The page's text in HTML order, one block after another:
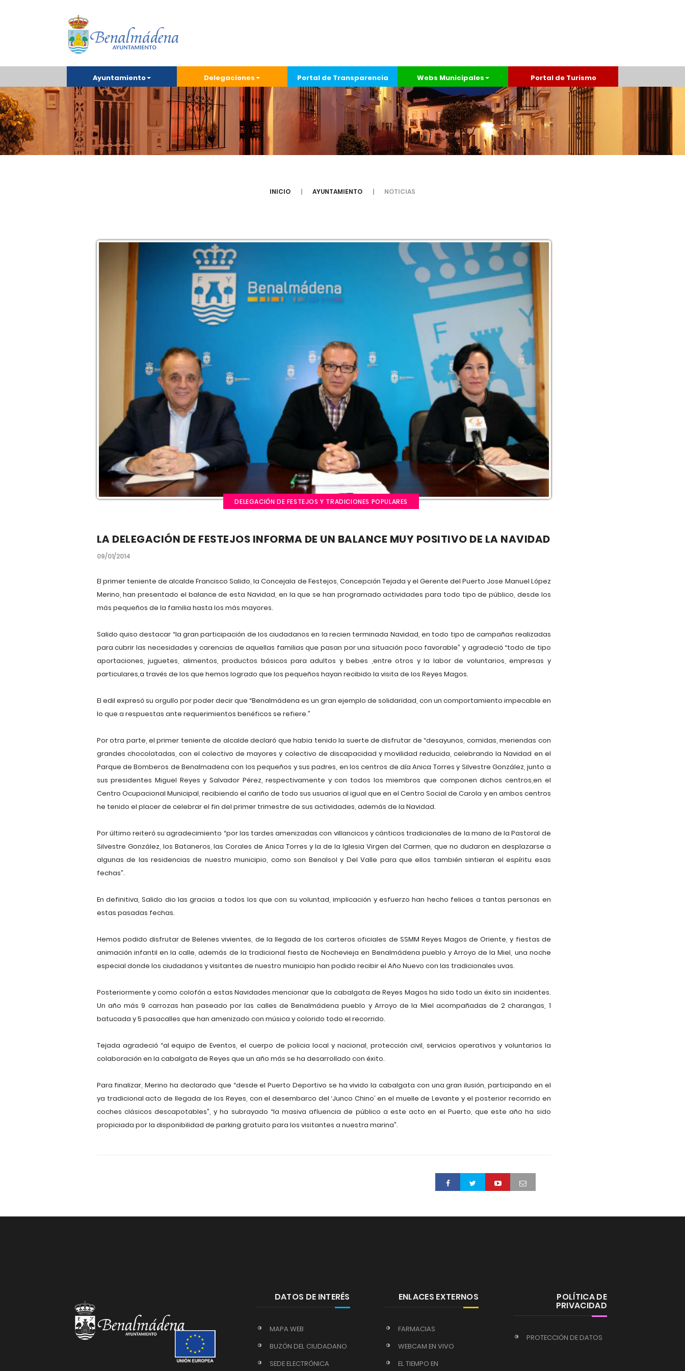
Ayuntamiento Delegaciones Portal de Transparencia Webs Municipales Portal de Turismo
INICIO AYUNTAMIENTO NOTICIAS
DELEGACIÓN DE FESTEJOS Y TRADICIONES POPULARES
LA DELEGACIÓN DE FESTEJOS INFORMA DE UN BALANCE MUY POSITIVO DE LA NAVIDAD
09/01/2014
El primer teniente de alcalde Francisco Salido, la Concejala de Festejos, Concepción Tejada y el Gerente del Puerto Jose Manuel López
Merino, han presentado el balance de esta Navidad, en la que se han programado actividades para todo tipo de público, desde los
más pequeños de la familia hasta los más mayores.
Salido quiso destacar “la gran participación de los ciudadanos en la recien terminada Navidad, en todo tipo de campañas realizadas
para cubrir las necesidades y carencias de aquellas familias que pasan por una situación poco favorable” y agradeció “todo de tipo
aportaciones, juguetes, alimentos, productos básicos para adultos y bebes ,entre otros y la labor de voluntarios, empresas y
particulares,a través de los que hemos logrado que los pequeños hayan recibido la visita de los Reyes Magos.
El edil expresó su orgullo por poder decir que “Benalmádena es un gran ejemplo de solidaridad, con un comportamiento impecable en
lo que a respuestas ante requerimientos benéficos se refiere.”
Por otra parte, el primer teniente de alcalde declaró que habia tenido la suerte de disfrutar de “desayunos, comidas, meriendas con
grandes chocolatadas, con el colectivo de mayores y colectivo de discapacidad y movilidad reducida, celebrando la Navidad en el
Parque de Bomberos de Benalmadena con los pequeños y sus padres, en los centros de día Anica Torres y Silvestre González, junto a
sus presidentes Miguel Reyes y Salvador Pérez, respectivamente y con todos los miembros que componen dichos centros,en el
Centro Ocupacional Municipal, recibiendo el cariño de todo sus usuarios al igual que en el Centro Social de Carola y en ambos centros
he tenido el placer de celebrar el fin del primer trimestre de sus actividades, además de la Navidad.
Por último reiteró su agradecimiento “por las tardes amenizadas con villancicos y cánticos tradicionales de la mano de la Pastoral de
Silvestre González, los Bataneros, las Corales de Anica Torres y la de la Iglesia Virgen del Carmen, que no dudaron en desplazarse a
algunas de las residencias de nuestro municipio, como son Benalsol y Del Valle para que ellos también sintieran el espíritu esas
fechas”.
En definitiva, Salido dio las gracias a todos los que con su voluntad, implicación y esfuerzo han hecho felices a tantas personas en
estas pasadas fechas.
Hemos podido disfrutar de Belenes vivientes, de la llegada de los carteros oficiales de SSMM Reyes Magos de Oriente, y fiestas de
animación infantil en la calle, además de la tradicional fiesta de Nochevieja en Benalmádena pueblo y Arroyo de la Miel, una noche
especial donde los ciudadanos y visitantes de nuestro municipio han podido recibir el Año Nuevo con las tradicionales uvas.
Posteriormente y como colofón a estas Navidades mencionar que la cabalgata de Reyes Magos ha sido todo un éxito sin incidentes.
Un año más 9 carrozas han paseado por las calles de Benalmádena pueblo y Arroyo de la Miel acompañadas de 2 charangas, 1
batucada y 5 pasacalles que han amenizado con música y colorido todo el recorrido.
Tejada agradeció “al equipo de Eventos, el cuerpo de policia local y nacional, protección civil, servicios operativos y voluntarios la
colaboración en la cabalgata de Reyes que un año más se ha desarrollado con éxito.
Para finalizar, Merino ha declarado que “desde el Puerto Deportivo se ha vivido la cabalgata con una gran ilusión, participando en el
ya tradicional acto de llegada de los Reyes, con el desembarco del ‘Junco Chino’ en el muelle de Levante y el posterior recorrido en
coches clásicos descapotables”, y ha subrayado “la masiva afluencia de público a este acto en el Puerto, que este año ha sido
propiciada por la disponibilidad de parking gratuito para los visitantes a nuestra marina”.
DATOS DE INTERÉS
MAPA WEB
BUZÓN DEL CIUDADANO
SEDE ELECTRÓNICA
ENLACES EXTERNOS
FARMACIAS
WEBCAM EN VIVO
EL TIEMPO EN
POLÍTICA DE
PRIVACIDAD
PROTECCIÓN DE DATOS